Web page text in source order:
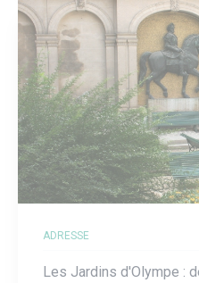
ADRESSE
Les Jardins d'Olympe :